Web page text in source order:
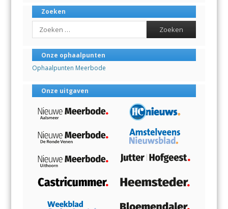
Zoeken
Search
Onze ophaalpunten
Ophaalpunten Meerbode
Onze uitgaven